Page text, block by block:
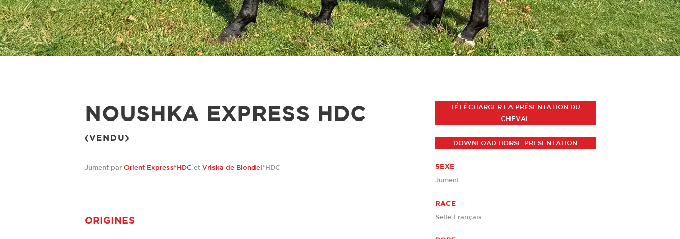
NOUSHKA EXPRESS HDC
(VENDU)
Jument par Orient Express*HDC et Vriska de Blondel*HDC
ORIGINES
TÉLÉCHARGER LA PRÉSENTATION DU
CHEVAL
DOWNLOAD HORSE PRESENTATION
SEXE
Jument
RACE
Selle Français